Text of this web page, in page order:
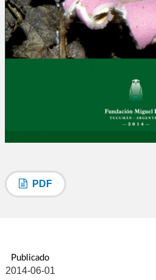
PDF
Publicado
2014-06-01